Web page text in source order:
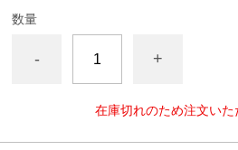
数量
- +
在庫切れのため注文いた